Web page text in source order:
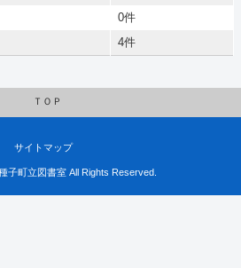
0件
4件
ＴＯＰ
サイトマップ
子町立図書室 All Rights Reserved.